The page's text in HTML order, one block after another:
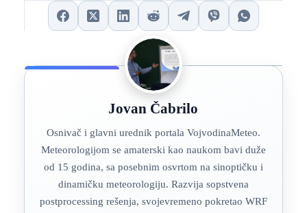
Jovan Čabrilo
Osnivač i glavni urednik portala VojvodinaMeteo.
Meteorologijom se amaterski kao naukom bavi duže
od 15 godina, sa posebnim osvrtom na sinoptičku i
dinamičku meteorologiju. Razvija sopstvena
postprocessing rešenja, svojevremeno pokretao WRF